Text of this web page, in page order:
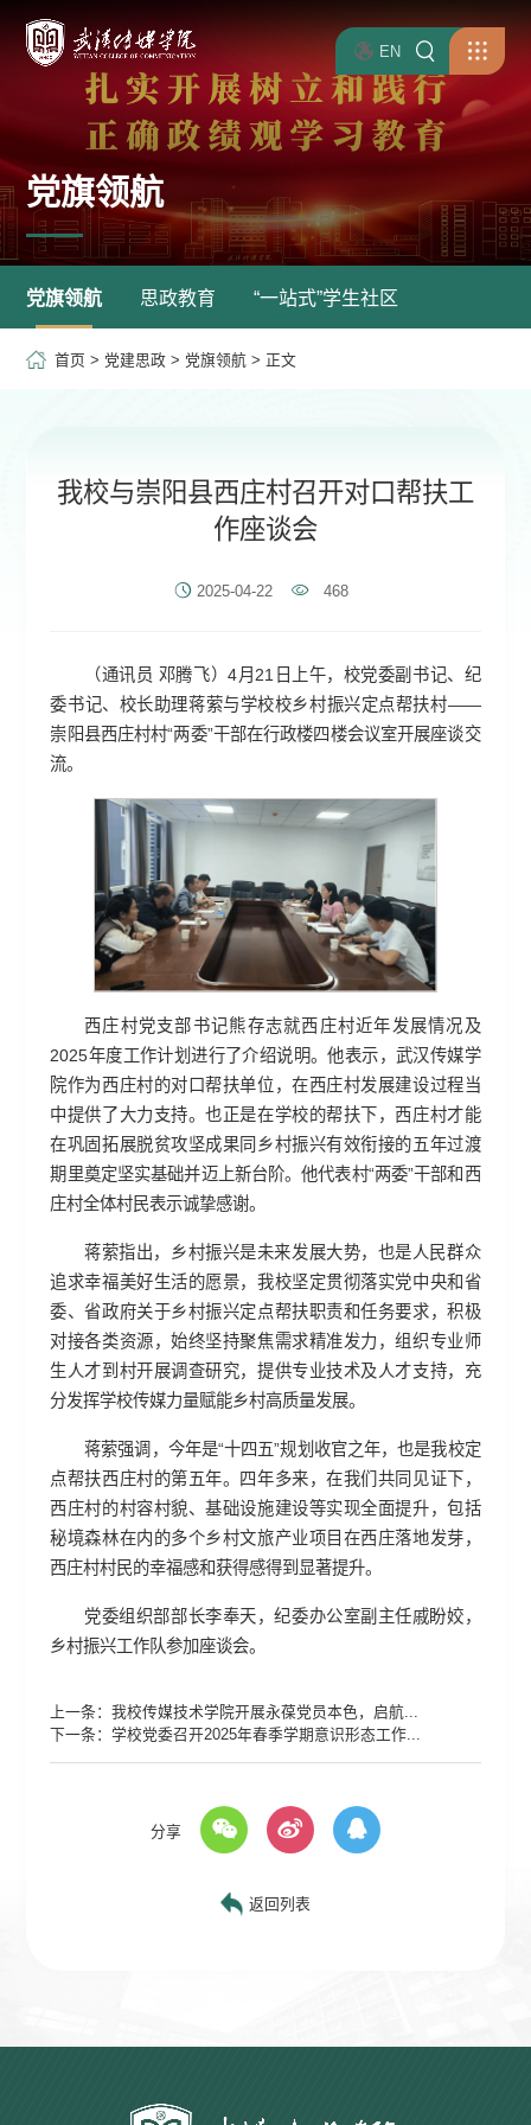
EN
党旗领航
党旗领航 思政教育 “一站式”学生社区
首页 > 党建思政 > 党旗领航 > 正文
我校与崇阳县西庄村召开对口帮扶工
作座谈会
2025-04-22 468
（通讯员 邓腾飞）4月21日上午，校党委副书记、纪
委书记、校长助理蒋萦与学校校乡村振兴定点帮扶村——
崇阳县西庄村村“两委”干部在行政楼四楼会议室开展座谈交
流。
西庄村党支部书记熊存志就西庄村近年发展情况及
2025年度工作计划进行了介绍说明。他表示，武汉传媒学
院作为西庄村的对口帮扶单位，在西庄村发展建设过程当
中提供了大力支持。也正是在学校的帮扶下，西庄村才能
在巩固拓展脱贫攻坚成果同乡村振兴有效衔接的五年过渡
期里奠定坚实基础并迈上新台阶。他代表村“两委”干部和西
庄村全体村民表示诚挚感谢。
蒋萦指出，乡村振兴是未来发展大势，也是人民群众
追求幸福美好生活的愿景，我校坚定贯彻落实党中央和省
委、省政府关于乡村振兴定点帮扶职责和任务要求，积极
对接各类资源，始终坚持聚焦需求精准发力，组织专业师
生人才到村开展调查研究，提供专业技术及人才支持，充
分发挥学校传媒力量赋能乡村高质量发展。
蒋萦强调，今年是“十四五”规划收官之年，也是我校定
点帮扶西庄村的第五年。四年多来，在我们共同见证下，
西庄村的村容村貌、基础设施建设等实现全面提升，包括
秘境森林在内的多个乡村文旅产业项目在西庄落地发芽，
西庄村村民的幸福感和获得感得到显著提升。
党委组织部部长李奉天，纪委办公室副主任戚盼姣，
乡村振兴工作队参加座谈会。
上一条：我校传媒技术学院开展永葆党员本色，启航...
下一条：学校党委召开2025年春季学期意识形态工作...
分享
返回列表